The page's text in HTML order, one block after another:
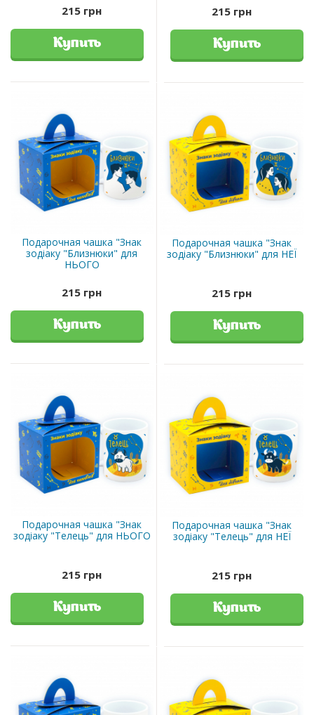
215 грн
Купить
215 грн
Купить
Подарочная чашка "Знак
зодіаку "Близнюки" для
НЬОГО
215 грн
Купить
Подарочная чашка "Знак
зодіаку "Близнюки" для НЕЇ
215 грн
Купить
Подарочная чашка "Знак
зодіаку "Телець" для НЬОГО
215 грн
Купить
Подарочная чашка "Знак
зодіаку "Телець" для НЕЇ
215 грн
Купить